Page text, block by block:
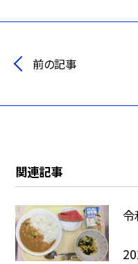
前の記事
関連記事
令